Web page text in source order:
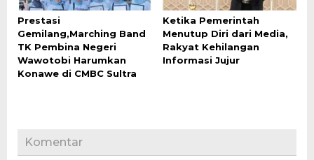
Prestasi
Gemilang,Marching Band
TK Pembina Negeri
Wawotobi Harumkan
Konawe di CMBC Sultra
Ketika Pemerintah
Menutup Diri dari Media,
Rakyat Kehilangan
Informasi Jujur
Komentar